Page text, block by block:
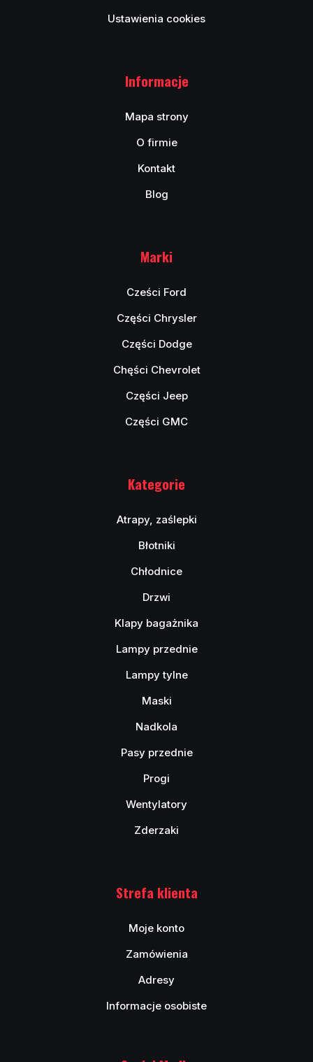
Ustawienia cookies
Informacje
Mapa strony
O firmie
Kontakt
Blog
Marki
Cześci Ford
Części Chrysler
Części Dodge
Chęści Chevrolet
Części Jeep
Części GMC
Kategorie
Atrapy, zaślepki
Błotniki
Chłodnice
Drzwi
Klapy bagażnika
Lampy przednie
Lampy tylne
Maski
Nadkola
Pasy przednie
Progi
Wentylatory
Zderzaki
Strefa klienta
Moje konto
Zamówienia
Adresy
Informacje osobiste